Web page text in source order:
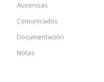
Ausencias
Comunicados
Documentación
Notas